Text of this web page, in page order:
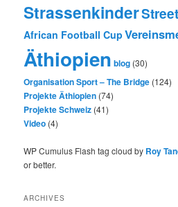
Strassenkinder
African Football Cup
Äthiopien blog (30)
Organisation Sport – The Bridge (124)
Projekte Äthiopien (74)
Projekte Schweiz (41)
Video (4)
WP Cumulus Flash tag cloud by Roy
or better.
ARCHIVES